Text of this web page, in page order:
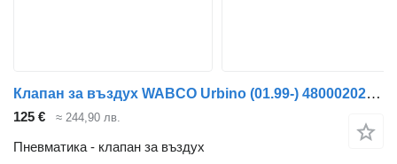
Клапан за въздух WABCO Urbino (01.99-) 4800020220 за автобус Solaris Urbino, Alpino, Vacanza (1999-)
125 € ≈ 244,90 лв.
Пневматика - клапан за въздух